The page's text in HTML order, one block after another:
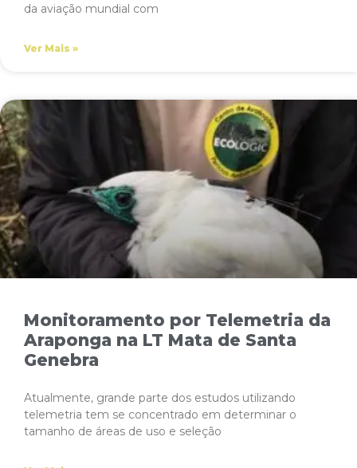
da aviação mundial com
Ver Mais »
Monitoramento por Telemetria da
Araponga na LT Mata de Santa
Genebra
Atualmente, grande parte dos estudos utilizando
telemetria tem se concentrado em determinar o
tamanho de áreas de uso e seleção